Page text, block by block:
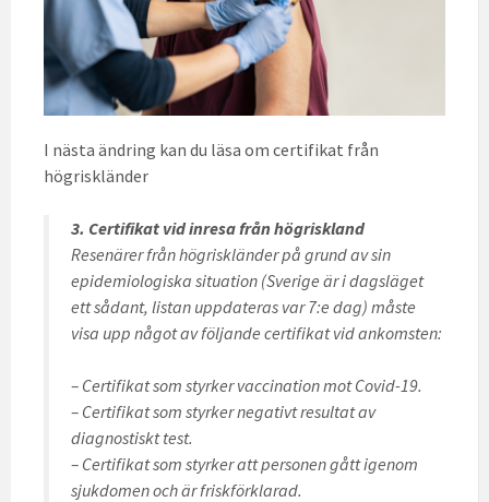
I nästa ändring kan du läsa om certifikat från
högriskländer
3. Certifikat vid inresa från högriskland
Resenärer från högriskländer på grund av sin
epidemiologiska situation (Sverige är i dagsläget
ett sådant, listan uppdateras var 7:e dag) måste
visa upp något av följande certifikat vid ankomsten:
– Certifikat som styrker vaccination mot Covid-19.
– Certifikat som styrker negativt resultat av
diagnostiskt test.
– Certifikat som styrker att personen gått igenom
sjukdomen och är friskförklarad.